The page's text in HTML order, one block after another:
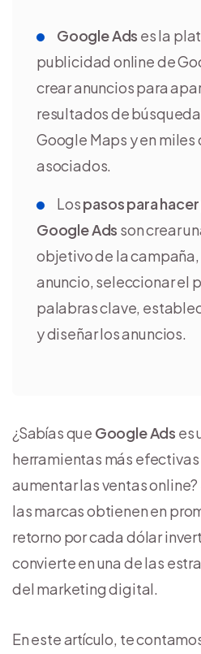
Google Ads es la
publicidad online de
crear anuncios para
resultados de
Google Maps y en
asociados.
Lospasos para
Google Ads son crear
objetivo de la
anuncio, seleccionar el
palabras clave,
y diseñar los anuncios.
¿Sabías que Google Ads es
herramientas más
aumentar las ventas online?
las marcas obtienen en
retorno por cada dólar
convierte en una de las
del marketing digital.
En este artículo, te